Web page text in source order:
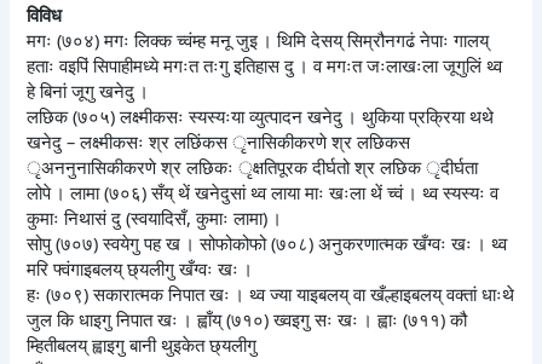
विविध
मगः (७०४) मगः लिक्क च्वंम्ह मनू जुइ । थिमि देसय् सिम्रौनगढं नेपाः गालय्
हताः वइपिं सिपाहीमध्ये मगःत तःगु इतिहास दु । व मगःत जःलाखःला जूगुलिं थ्व
हे बिनां जूगु खनेदु ।
लछिक (७०५) लक्ष्मीकसः स्यस्यःया व्युत्पादन खनेदु । थुकिया प्रक्रिया थथे
खनेदु – लक्ष्मीकसः श्र लछिंकस ृनासिकीकरणे श्र लछिकस
ृअननुनासिकीकरणे श्र लछिकः ृक्षतिपूरक दीर्घतो श्र लछिक ृदीर्घता
लोपे । लामा (७०६) सँय् थें खनेदुसां थ्व लाया माः खःला थें च्वं । थ्व स्यस्यः व
कुमाः निथासं दु (स्वयादिसँ, कुमाः लामा) ।
सोपु (७०७) स्वयेगु पह ख । सोफोकोफो (७०८) अनुकरणात्मक खँग्वः खः । थ्व
मरि फ्वंगाइबलय् छ्यलीगु खँग्वः खः ।
हः (७०९) सकारात्मक निपात खः । थ्व ज्या याइबलय् वा खँल्हाइबलय् वक्तां धाःथे
जुल कि धाइगु निपात खः । ह्वाँय् (७१०) ख्वइगु सः खः । ह्वाः (७११) कौ
म्हितीबलय् ह्वाइगु बानी थुइकेत छ्यलीगु